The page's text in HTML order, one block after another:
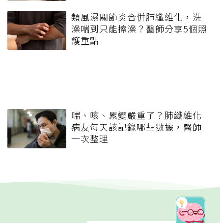
類風濕關節炎合併肺纖維化，洗
澡喘到只能擦澡？醫師分享5個照
護重點
喘、咳、累變嚴重了？肺纖維化
病友每天該記錄哪些數據，醫師
一次整理